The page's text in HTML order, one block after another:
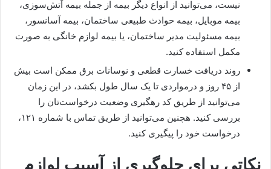
نیست، می‌توانید از انواع دیگر بیمه از جمله بیمه آتش‌سوزی،
بیمه موبایل، بیمه حوادث طبیعی ساختمان، بیمه آسانسور،
بیمه مسئولیت مدیر ساختمان، یا بیمه لوازم خانگی به صورت
مکمل استفاده کنید.
روند دریافت خسارت قطعی و نوسانات برق ممکن است بیش
از ۴۵ روز و درمواردی تا یک سال طول بکشد، در این زمان
می‌توانید از طریق کد رهگیری وضعیت درخواست‌تان را
بررسی کنید. هچنین می‌توانید از طریق تماس با شماره ۱۲۱،
درخواست خود را پیگیری کنید.
نکاتی برای جلوگیری از آسیب لوازم